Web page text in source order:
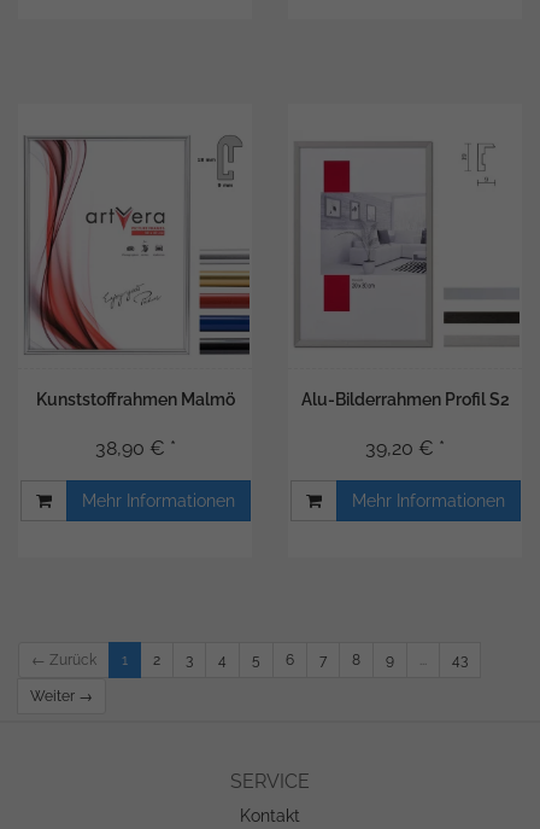
Kunststoffrahmen Malmö
38,90 € *
Mehr Informationen
Alu-Bilderrahmen Profil S2
39,20 € *
Mehr Informationen
← Zurück 1 2 3 4 5 6 7 8 9 ... 43
Weiter →
SERVICE
Kontakt